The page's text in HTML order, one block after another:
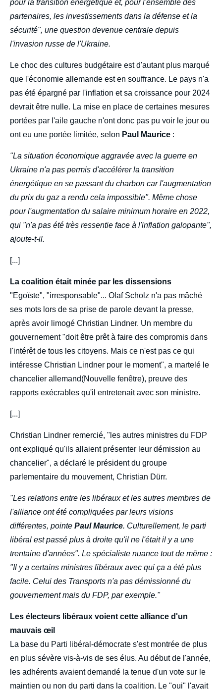
pour la transition énergétique et, pour l'ensemble des
partenaires, les investissements dans la défense et la
sécurité", une question devenue centrale depuis
l'invasion russe de l'Ukraine.
Le choc des cultures budgétaire est d'autant plus marqué
que l'économie allemande est en souffrance. Le pays n'a
pas été épargné par l'inflation et sa croissance pour 2024
devrait être nulle. La mise en place de certaines mesures
portées par l'aile gauche n'ont donc pas pu voir le jour ou
ont eu une portée limitée, selon Paul Maurice :
"La situation économique aggravée avec la guerre en
Ukraine n'a pas permis d'accélérer la transition
énergétique en se passant du charbon car l'augmentation
du prix du gaz a rendu cela impossible". Même chose
pour l'augmentation du salaire minimum horaire en 2022,
qui "n'a pas été très ressentie face à l'inflation galopante",
ajoute-t-il.
[...]
La coalition était minée par les dissensions
"Egoïste", "irresponsable"... Olaf Scholz n'a pas mâché
ses mots lors de sa prise de parole devant la presse,
après avoir limogé Christian Lindner. Un membre du
gouvernement "doit être prêt à faire des compromis dans
l'intérêt de tous les citoyens. Mais ce n'est pas ce qui
intéresse Christian Lindner pour le moment", a martelé le
chancelier allemand(Nouvelle fenêtre), preuve des
rapports exécrables qu'il entretenait avec son ministre.
[...]
Christian Lindner remercié, "les autres ministres du FDP
ont expliqué qu'ils allaient présenter leur démission au
chancelier", a déclaré le président du groupe
parlementaire du mouvement, Christian Dürr.
"Les relations entre les libéraux et les autres membres de
l'alliance ont été compliquées par leurs visions
différentes, pointe Paul Maurice. Culturellement, le parti
libéral est passé plus à droite qu'il ne l'était il y a une
trentaine d'années". Le spécialiste nuance tout de même :
"Il y a certains ministres libéraux avec qui ça a été plus
facile. Celui des Transports n'a pas démissionné du
gouvernement mais du FDP, par exemple."
Les électeurs libéraux voient cette alliance d'un
mauvais œil
La base du Parti libéral-démocrate s'est montrée de plus
en plus sévère vis-à-vis de ses élus. Au début de l'année,
les adhérents avaient demandé la tenue d'un vote sur le
maintien ou non du parti dans la coalition. Le "oui" l'avait